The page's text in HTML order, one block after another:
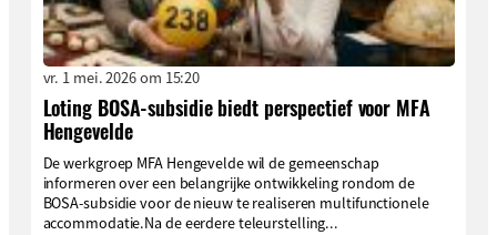
vr. 1 mei. 2026 om 15:20
Loting BOSA-subsidie biedt perspectief voor MFA
Hengevelde
De werkgroep MFA Hengevelde wil de gemeenschap
informeren over een belangrijke ontwikkeling rondom de
BOSA-subsidie voor de nieuw te realiseren multifunctionele
accommodatie.Na de eerdere teleurstelling...